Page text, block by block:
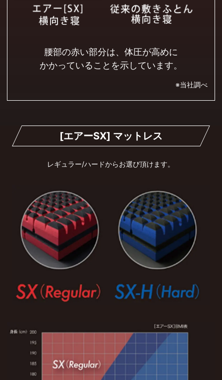
腰部の赤い部分は、体圧が高めに
かかっていることを示しています。
※当社調べ
[エアーSX] マットレス
レギュラー/ハードからお選び頂けます。